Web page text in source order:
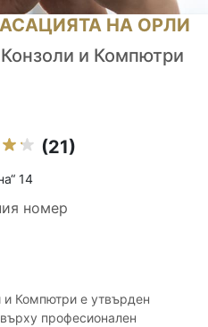
НА ОРЛИ
и Компютри
(21)
14
номер
и Компютри е утвърден
професионален